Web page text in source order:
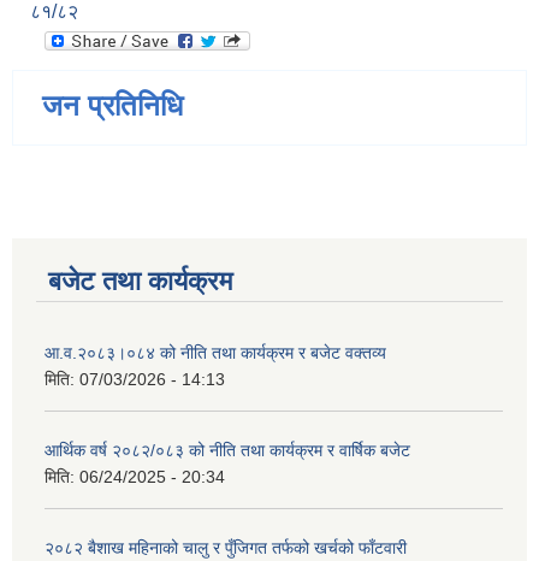
८१/८२
जन प्रतिनिधि
बजेट तथा कार्यक्रम
आ.व.२०८३।०८४ को नीति तथा कार्यक्रम र बजेट वक्तव्य
मिति: 07/03/2026 - 14:13
आर्थिक वर्ष २०८२/०८३ को नीति तथा कार्यक्रम र वार्षिक बजेट
मिति: 06/24/2025 - 20:34
२०८२ बैशाख महिनाको चालु र पुँजिगत तर्फको खर्चको फाँटवारी